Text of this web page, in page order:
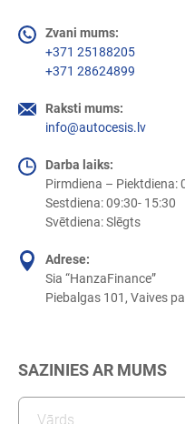
Zvani mums:
+371 25188205
+371 28624899
Raksti mums:
info@autocesis.lv
Darba laiks:
Pirmdiena – Piektdiena:
Sestdiena: 09:30- 15:30
Svētdiena: Slēgts
Adrese:
Sia “HanzaFinance”
Piebalgas 101, Vaives
SAZINIES AR MUMS